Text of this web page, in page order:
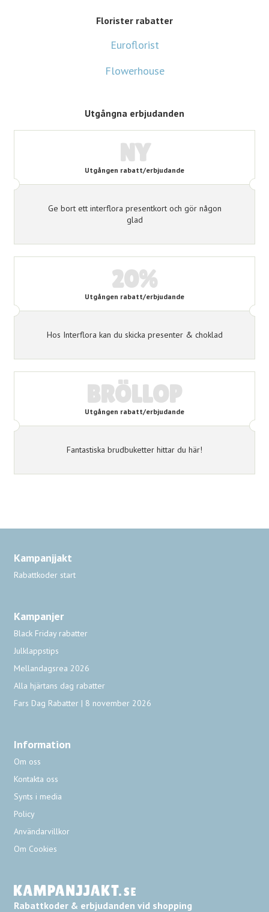
Florister rabatter
Euroflorist
Flowerhouse
Utgångna erbjudanden
NY
Utgången rabatt/erbjudande
Ge bort ett interflora presentkort och gör någon
glad
20%
Utgången rabatt/erbjudande
Hos Interflora kan du skicka presenter & choklad
BRÖLLOP
Utgången rabatt/erbjudande
Fantastiska brudbuketter hittar du här!
Kampanjjakt
Rabattkoder start
Kampanjer
Black Friday rabatter
Julklappstips
Mellandagsrea 2026
Alla hjärtans dag rabatter
Fars Dag Rabatter | 8 november 2026
Information
Om oss
Kontakta oss
Synts i media
Policy
Användarvillkor
Om Cookies
Rabattkoder & erbjudanden vid shopping